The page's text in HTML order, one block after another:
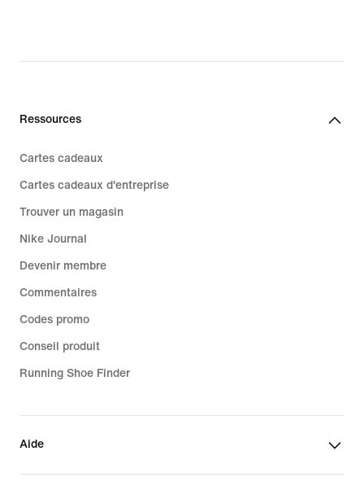
Ressources
Cartes cadeaux
Cartes cadeaux d'entreprise
Trouver un magasin
Nike Journal
Devenir membre
Commentaires
Codes promo
Conseil produit
Running Shoe Finder
Aide